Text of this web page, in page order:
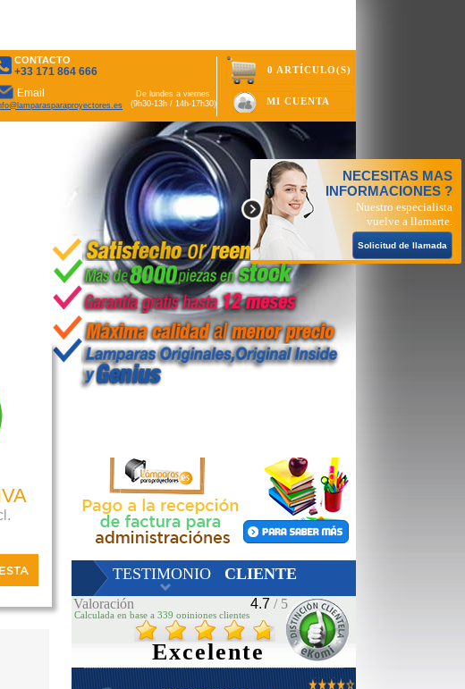
CONTACTO
+33 171 864 666
Email
De lundes a viernes
(9h30-13h / 14h-17h30)
0 ARTÍCULO(S)
MI CUENTA
NECESITAS MAS
INFORMACIONES ?
Nuestro especialista
vuelve a llamarte.
Solicitud de llamada
TESTIMONIO CLIENTE
Valoración 4.7 / 5
Calculada en base a 339 opiniones clientes
Excelente